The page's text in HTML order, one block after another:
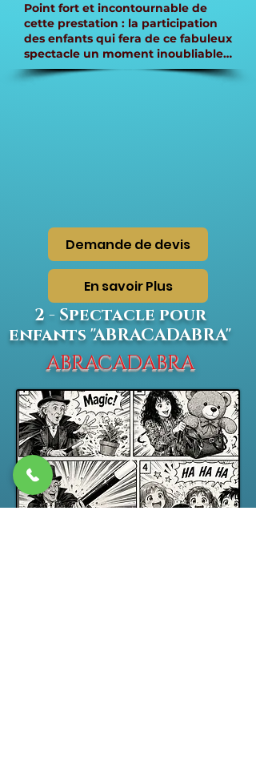
Point fort et incontournable de
cette prestation : la participation
des enfants qui fera de ce fabuleux
spectacle un moment inoubliable…
Demande de devis
En savoir Plus
2 - Spectacle pour
enfants "ABRACADABRA"
ABRACADABRA